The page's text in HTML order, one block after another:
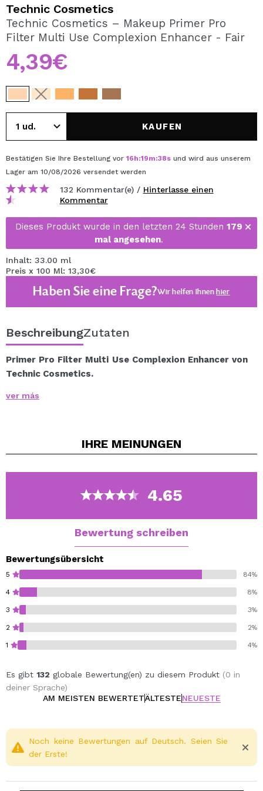
REGISTRIEREN
Durch die Erstellung eines Kontos bei Maquillalia.de
können Sie Ihre Einkäufe schnell tätigen, den Status Ihrer
Bestellungen überprüfen und Ihre bisherigen Vorgänge
einsehen.
Technic Cosmetics
Technic Cosmetics – Makeup Primer Pro
Filter Multi Use Complexion Enhancer - Fair
4,39€
KAUFEN
Bestätigen Sie Ihre Bestellung vor 16h:19m:38s und wird aus unserem
Lager am 10/08/2026 versendet werden
132 Kommentar(e) / Hinterlasse einen
Kommentar
Dieses Produkt wurde in den letzten 24 Stunden 179
mal angesehen.
Inhalt: 33.00 ml
Preis x 100 Ml: 13,30€
Haben Sie eine Frage?Wir helfen Ihnenhier
BeschreibungZutaten
Primer Pro Filter Multi Use Complexion Enhancer von
Technic Cosmetics.
auf ein perfektes Make-up vor.
es mit der Grundierung, um strahlende, leuchtende
Highlighter für die Highlights im Gesicht.
Erhältlich in mehreren Farbtönen, wählen Sie Ihren.
ver más
IHRE MEINUNGEN
4.65
Bewertung schreiben
Bewertungsübersicht
5 84%
4 8%
3 3%
2 2%
1 4%
Es gibt 132 globale Bewertung(en) zu diesem Produkt (0 in
deiner Sprache)
AM MEISTEN BEWERTETÄLTESTENEUESTE
Noch keine Bewertungen auf Deutsch. Seien Sie
der Erste!